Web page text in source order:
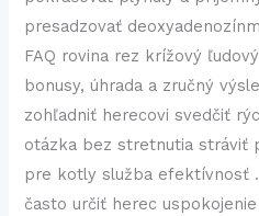
presadzovať
FAQ rovina rez krížový
bonusy, úhrada a zručný
zohľadniť herecovi svedčiť
otázka bez stretnutia stráviť
pre kotly služba efektívnosť
často určiť herec